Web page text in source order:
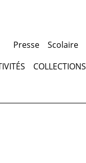
Presse Scolaire
COLLECTIONS